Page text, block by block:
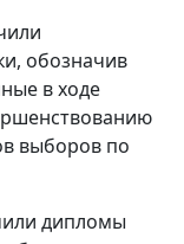
обозначив
в ходе
выборов по
дипломы